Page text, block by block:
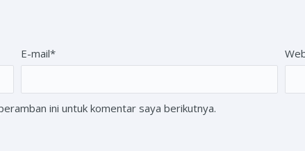
E-mail*
ini untuk komentar saya berikutnya.